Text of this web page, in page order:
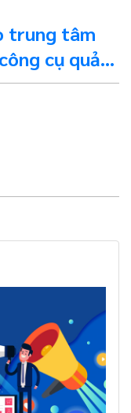
trung tâm
cụ quản
vô cùng